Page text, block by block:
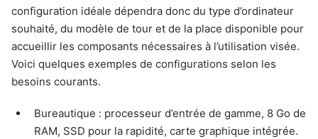
configuration idéale dépendra donc du type d’ordinateur
souhaité, du modèle de tour et de la place disponible pour
accueillir les composants nécessaires à l’utilisation visée.
Voici quelques exemples de configurations selon les
besoins courants.
Bureautique : processeur d’entrée de gamme, 8 Go de
RAM, SSD pour la rapidité, carte graphique intégrée.